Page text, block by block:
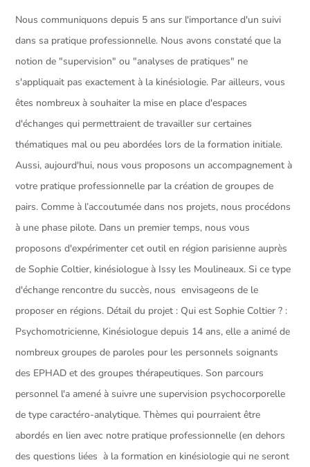
Nous communiquons depuis 5 ans sur l'importance d'un suivi
dans sa pratique professionnelle. Nous avons constaté que la
notion de "supervision" ou "analyses de pratiques" ne
s'appliquait pas exactement à la kinésiologie. Par ailleurs, vous
êtes nombreux à souhaiter la mise en place d'espaces
d'échanges qui permettraient de travailler sur certaines
thématiques mal ou peu abordées lors de la formation initiale.
Aussi, aujourd'hui, nous vous proposons un accompagnement à
votre pratique professionnelle par la création de groupes de
pairs. Comme à l’accoutumée dans nos projets, nous procédons
à une phase pilote. Dans un premier temps, nous vous
proposons d'expérimenter cet outil en région parisienne auprès
de Sophie Coltier, kinésiologue à Issy les Moulineaux. Si ce type
d'échange rencontre du succès, nous envisageons de le
proposer en régions. Détail du projet : Qui est Sophie Coltier ? :
Psychomotricienne, Kinésiologue depuis 14 ans, elle a animé de
nombreux groupes de paroles pour les personnels soignants
des EPHAD et des groupes thérapeutiques. Son parcours
personnel l'a amené à suivre une supervision psychocorporelle
de type caractéro-analytique. Thèmes qui pourraient être
abordés en lien avec notre pratique professionnelle (en dehors
des questions liées à la formation en kinésiologie qui ne seront